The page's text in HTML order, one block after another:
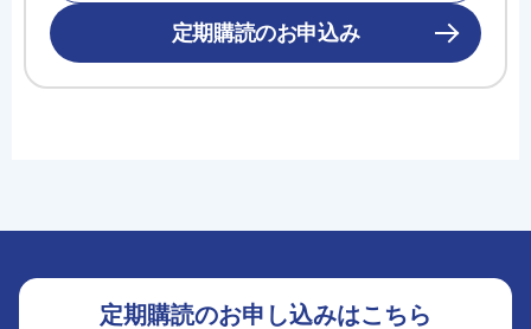
定期購読のお申込み
定期購読のお申し込みはこちら